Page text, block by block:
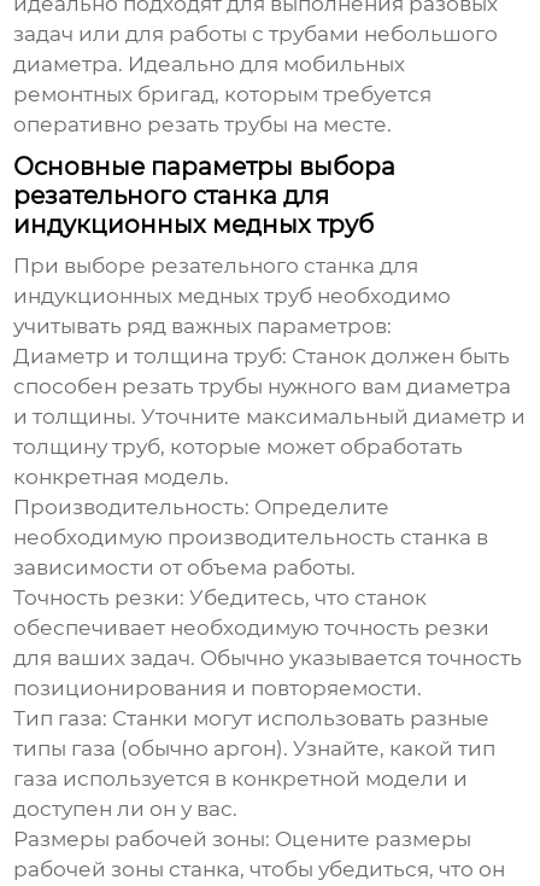
задач или для работы с трубами небольшого
диаметра. Идеально для мобильных
ремонтных бригад, которым требуется
оперативно резать трубы на месте.
Основные параметры выбора
резательного станка для
индукционных медных труб
При выборе резательного станка для
индукционных медных труб необходимо
учитывать ряд важных параметров:
Диаметр и толщина труб: Станок должен быть
способен резать трубы нужного вам диаметра
и толщины. Уточните максимальный диаметр и
толщину труб, которые может обработать
конкретная модель.
Производительность: Определите
необходимую производительность станка в
зависимости от объема работы.
Точность резки: Убедитесь, что станок
обеспечивает необходимую точность резки
для ваших задач. Обычно указывается точность
позиционирования и повторяемости.
Тип газа: Станки могут использовать разные
типы газа (обычно аргон). Узнайте, какой тип
газа используется в конкретной модели и
доступен ли он у вас.
Размеры рабочей зоны: Оцените размеры
рабочей зоны станка, чтобы убедиться, что он